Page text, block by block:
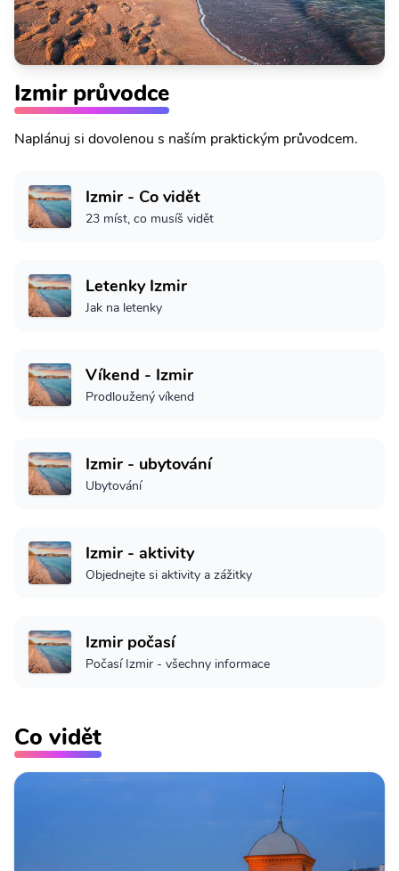
Izmir průvodce
Naplánuj si dovolenou s naším praktickým průvodcem.
Izmir - Co vidět
23 míst, co musíš vidět
Letenky Izmir
Jak na letenky
Víkend - Izmir
Prodloužený víkend
Izmir - ubytování
Ubytování
Izmir - aktivity
Objednejte si aktivity a zážitky
Izmir počasí
Počasí Izmir - všechny informace
Co vidět